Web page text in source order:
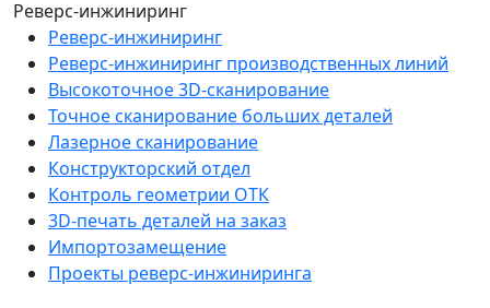
Реверс-инжиниринг
Реверс-инжиниринг
Реверс-инжиниринг производственных линий
Высокоточное 3D-сканирование
Точное сканирование больших деталей
Лазерное сканирование
Конструкторский отдел
Контроль геометрии ОТК
3D-печать деталей на заказ
Импортозамещение
Проекты реверс-инжиниринга